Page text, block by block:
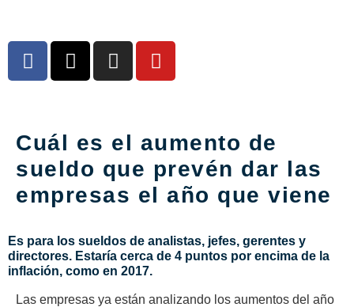
Cuál es el aumento de
sueldo que prevén dar las
empresas el año que viene
Es para los sueldos de analistas, jefes, gerentes y
directores. Estaría cerca de 4 puntos por encima de la
inflación, como en 2017.
Las empresas ya están analizando los aumentos del año